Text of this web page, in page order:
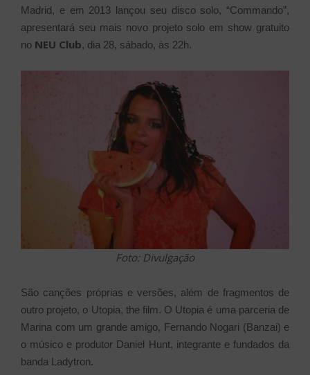
Madrid, e em 2013 lançou seu disco solo, “Commando”,
apresentará seu mais novo projeto solo em show gratuito
no NEU Club, dia 28, sábado, às 22h.
Foto: Divulgação
São canções próprias e versões, além de fragmentos de
outro projeto, o Utopia, the film. O Utopia é uma parceria de
Marina com um grande amigo, Fernando Nogari (Banzai) e
o músico e produtor Daniel Hunt, integrante e fundados da
banda Ladytron.